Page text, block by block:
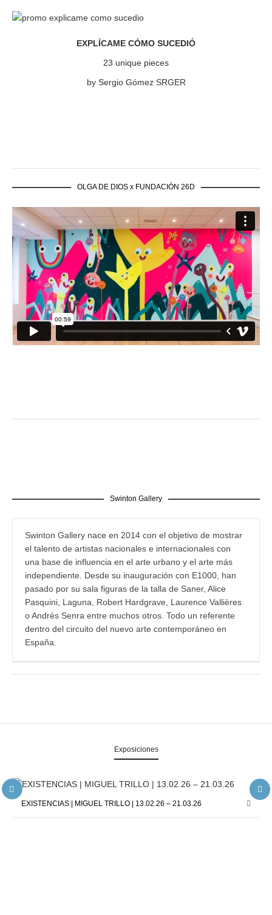
EXPLÍCAME CÓMO SUCEDIÓ
23 unique pieces
by Sergio Gómez SRGER
OLGA DE DIOS x FUNDACIÓN 26D
Swinton Gallery
Swinton Gallery nace en 2014 con el objetivo de mostrar
el talento de artistas nacionales e internacionales con
una base de influencia en el arte urbano y el arte más
independiente. Desde su inauguración con E1000, han
pasado por su sala figuras de la talla de Saner, Alice
Pasquini, Laguna, Robert Hardgrave, Laurence Vallières
o Andrés Senra entre muchos otros. Todo un referente
dentro del circuito del nuevo arte contemporáneo en
España.
Exposiciones
EXISTENCIAS | MIGUEL TRILLO | 13.02.26 – 21.03.26